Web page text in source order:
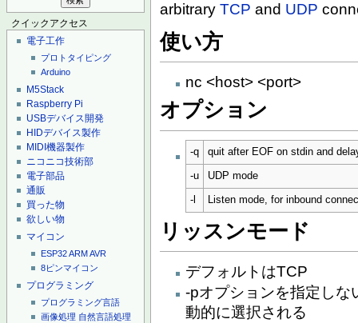
クイックアクセス
電子工作
プロトタイピング
Arduino
M5Stack
Raspberry Pi
USBデバイス開発
HIDデバイス製作
MIDI機器製作
ニコニコ技術部
電子部品
通販
買った物
欲しい物
マイコン
ESP32ARMAVR
8ピンマイコン
プログラミング
プログラミング言語
画像処理 自然言語処理
arbitraryTCP and UDP
使い方
nc <host> <port>
オプション
-q quit after EOF on stdin and
-u UDP mode
-l Listen mode, for inbound
リッスンモード
デフォルトはTCP
-pオプションを指定しな
動的に選択される